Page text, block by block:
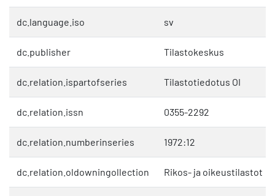
dc.language.iso sv
dc.publisher Tilastokeskus
dc.relation.ispartofseries Tilastotiedotus OI
dc.relation.issn 0355-2292
dc.relation.numberinseries 1972:12
dc.relation.oldowningollection Rikos- ja oikeustilastot